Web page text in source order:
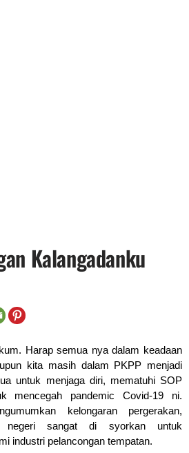
Kalangadanku
Harap semua nya dalam keadaan
kita masih dalam PKPP menjadi
untuk menjaga diri, mematuhi SOP
mencegah pandemic Covid-19 ni.
kelongaran pergerakan,
negeri sangat di syorkan untuk
industri pelancongan tempatan.